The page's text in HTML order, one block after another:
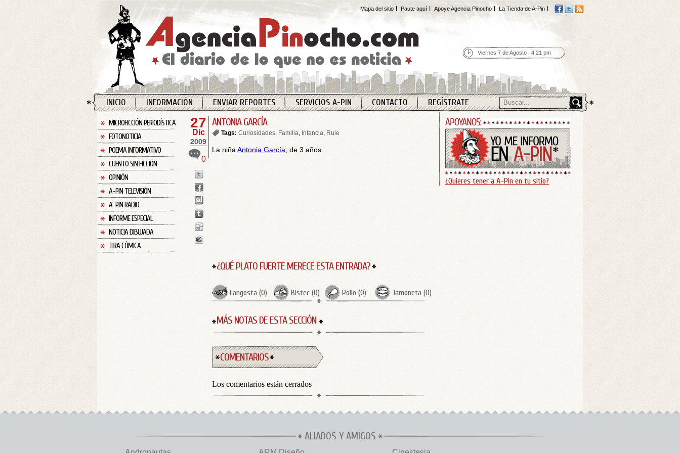
Mapa del sitio Paute aquí Apoye Agencia Pinocho La Tienda de A-Pin
Viernes 7 de Agosto | 4:21 pm
INICIO INFORMACIÓN ENVIAR REPORTES SERVICIOS A-PIN CONTACTO REGÍSTRATE
MICROFICCIÓN PERIODÍSTICA
FOTONOTICIA
POEMA INFORMATIVO
CUENTO SIN FICCIÓN
OPINIÓN
A-PIN TELEVISIÓN
A-PIN RADIO
INFORME ESPECIAL
NOTICIA DIBUJADA
TIRA CÓMICA
27
Dic
2009
0
ANTONIA GARCÍA
Tags: Curiosidades, Familia, Infancia, Rule
La niña Antonia García , de 3 años.
¿QUÉ PLATO FUERTE MERECE ESTA ENTRADA?
Langosta (0) Bistec (0) Pollo (0) Jamoneta (0)
MÁS NOTAS DE ESTA SECCIÓN
COMENTARIOS
Los comentarios están cerrados
¿Quieres tener a A-Pin en tu sitio?
ALIADOS Y AMIGOS